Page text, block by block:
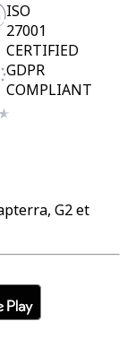
ISO
27001
CERTIFIED
GDPR
COMPLIANT
G2 et